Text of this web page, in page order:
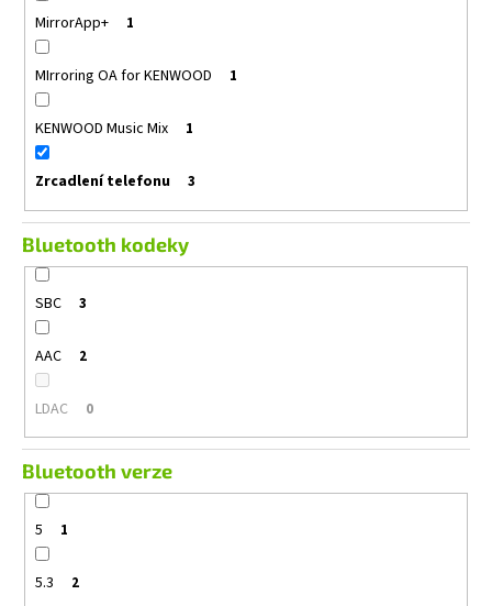
MirrorApp+ 1
MIrroring OA for KENWOOD 1
KENWOOD Music Mix 1
Zrcadlení telefonu 3
Bluetooth kodeky
SBC 3
AAC 2
LDAC 0
Bluetooth verze
5 1
5.3 2